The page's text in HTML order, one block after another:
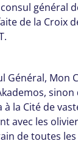
général
de la Croix
Général, Mon
à la Cité de
avec les
de toutes